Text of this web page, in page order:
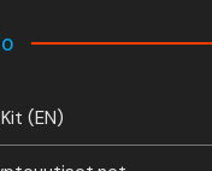
(EN)